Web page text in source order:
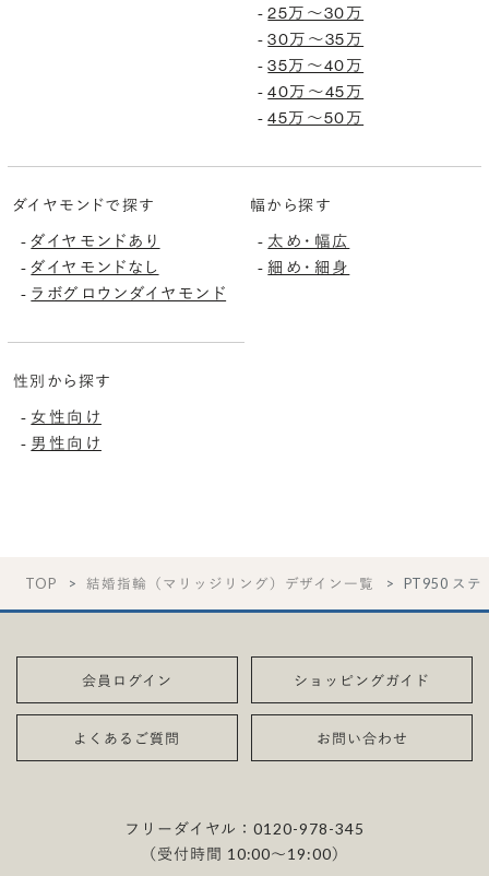
-25万〜30万
-30万〜35万
-35万〜40万
-40万〜45万
-45万〜50万
ダイヤモンドで探す
-ダイヤモンドあり
-ダイヤモンドなし
- ラボグロウンダイヤモンド
幅から探す
- 太め・幅広
-細め・細身
性別から探す
- 女性向け
- 男性向け
TOP 結婚指輪（マリッジリング）デザイン一覧 PT950 ステ
会員ログイン ショッピングガイド
よくあるご質問 お問い合わせ
フリーダイヤル：0120-978-345
（受付時間 10:00〜19:00）